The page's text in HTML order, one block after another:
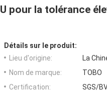
pour la tolérance
Détails sur le produit:
Lieu d'origine:
La
Nom de marque:
TOBO
Certification:
SGS/